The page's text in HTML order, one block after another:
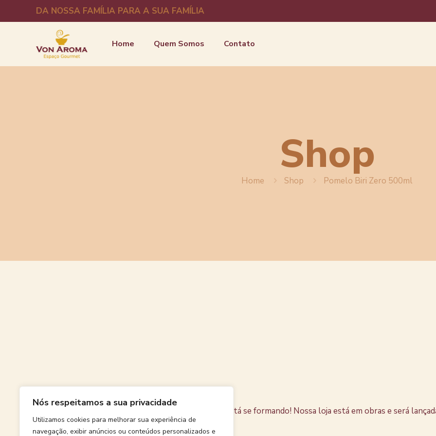
Nós respeitamos a sua privacidade
Utilizamos cookies para melhorar sua experiência de
navegação, exibir anúncios ou conteúdos personalizados e
DA NOSSA FAMÍLIA PARA A SUA FAMÍLIA
Home Quem Somos Contato
Shop
Home Shop Pomelo Biri Zero 500ml
Algo grande está se formando! Nossa loja está em obras e será